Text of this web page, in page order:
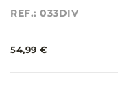
REF.: 033DIV
54,99 €